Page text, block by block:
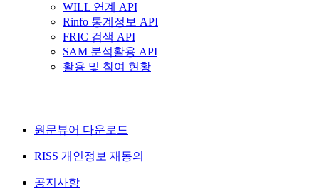
WILL 연계 API
Rinfo 통계정보 API
FRIC 검색 API
SAM 분석활용 API
활용 및 참여 현황
원문뷰어 다운로드
RISS 개인정보 재동의
공지사항